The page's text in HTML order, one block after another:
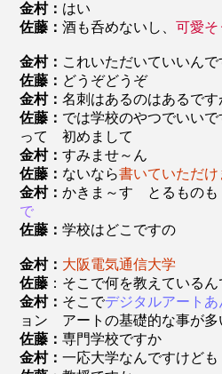
金村： はい
佐藤： 酒も呑めないし、 可愛そ
金村： これいただいていいんで
佐藤： どうぞどうぞ
金村： 名刺はあるのはあるです
佐藤： では学校のやつでいい
って 初めまして
金村： すみませ～ん
佐藤： ないなら書いていただけ
金村： かきま～す とるもの
で
佐藤： 学校はどこですの
金村： 大阪電気通信大学
佐藤 ：そこで何を教えている
金村： そこでデジタルアート
ョン アートの基礎的な事が
佐藤： 専門学校ですか
金村： 一応大学なんですけ